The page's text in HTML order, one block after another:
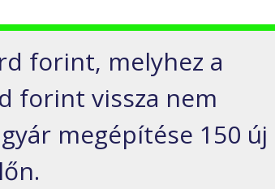
forint, melyhez a
forint vissza nem
megépítése 150 új